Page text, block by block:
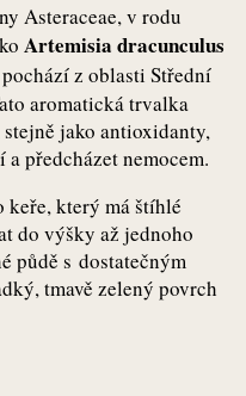
Asteraceae, v rodu
Artemisia dracunculus
z oblasti Střední
aromatická trvalka
jako antioxidanty,
předcházet nemocem.
keře, který má štíhlé
do výšky až jednoho
půdě s dostatečným
tmavě zelený povrch